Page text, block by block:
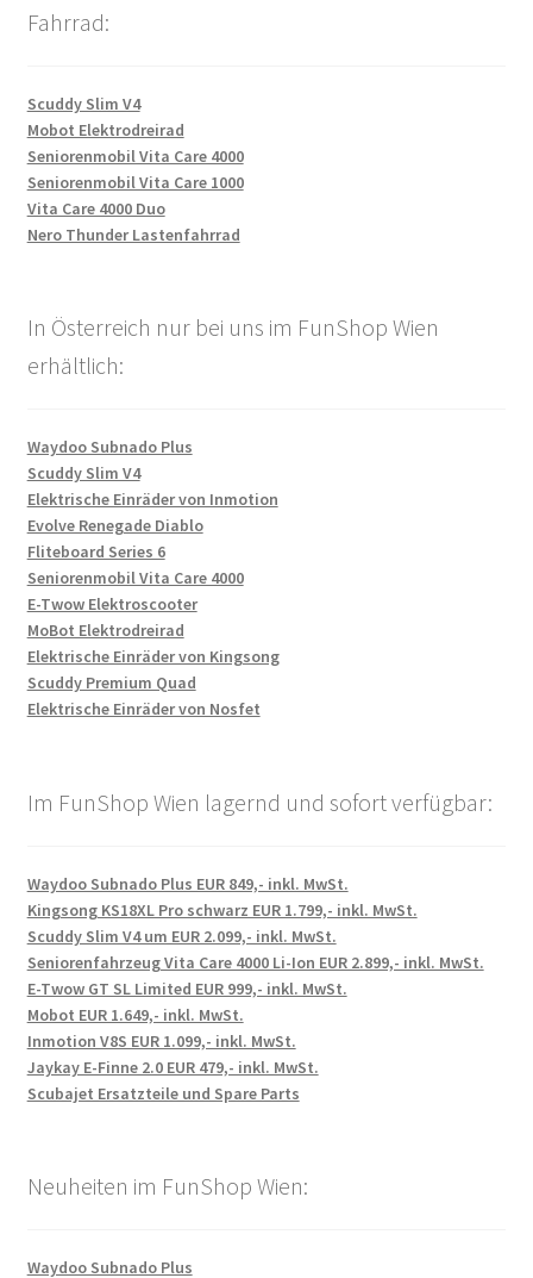
Fahrrad:
Scuddy Slim V4
Mobot Elektrodreirad
Seniorenmobil Vita Care 4000
Seniorenmobil Vita Care 1000
Vita Care 4000 Duo
Nero Thunder Lastenfahrrad
In Österreich nur bei uns im FunShop Wien
erhältlich:
Waydoo Subnado Plus
Scuddy Slim V4
Elektrische Einräder von Inmotion
Evolve Renegade Diablo
Fliteboard Series 6
Seniorenmobil Vita Care 4000
E-Twow Elektroscooter
MoBot Elektrodreirad
Elektrische Einräder von Kingsong
Scuddy Premium Quad
Elektrische Einräder von Nosfet
Im FunShop Wien lagernd und sofort verfügbar:
Waydoo Subnado Plus EUR 849,- inkl. MwSt.
Kingsong KS18XL Pro schwarz EUR 1.799,- inkl. MwSt.
Scuddy Slim V4 um EUR 2.099,- inkl. MwSt.
Seniorenfahrzeug Vita Care 4000 Li-Ion EUR 2.899,- inkl. MwSt.
E-Twow GT SL Limited EUR 999,- inkl. MwSt.
Mobot EUR 1.649,- inkl. MwSt.
Inmotion V8S EUR 1.099,- inkl. MwSt.
Jaykay E-Finne 2.0 EUR 479,- inkl. MwSt.
Scubajet Ersatzteile und Spare Parts
Neuheiten im FunShop Wien:
Waydoo Subnado Plus